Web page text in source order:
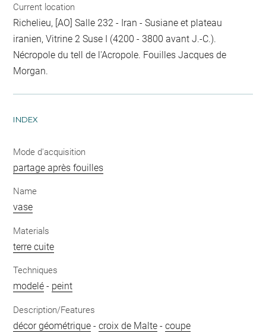
Current location
Richelieu, [AO] Salle 232 - Iran - Susiane et plateau
iranien, Vitrine 2 Suse I (4200 - 3800 avant J.-C.).
Nécropole du tell de l'Acropole. Fouilles Jacques de
Morgan.
INDEX
Mode d'acquisition
partage après fouilles
Name
vase
Materials
terre cuite
Techniques
modelé - peint
Description/Features
décor géométrique -croix de Malte -coupe